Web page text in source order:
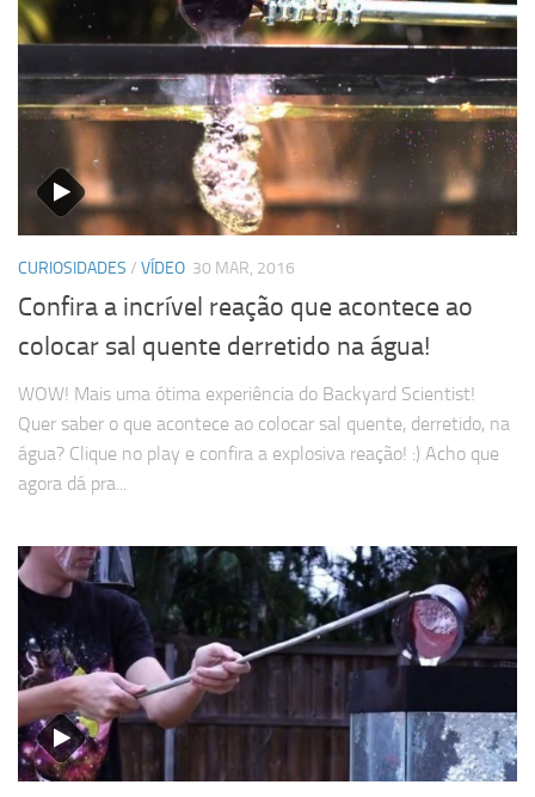
CURIOSIDADES / VÍDEO 30 MAR, 2016
Confira a incrível reação que acontece ao
colocar sal quente derretido na água!
WOW! Mais uma ótima experiência do Backyard Scientist!
Quer saber o que acontece ao colocar sal quente, derretido, na
água? Clique no play e confira a explosiva reação! :) Acho que
agora dá pra...